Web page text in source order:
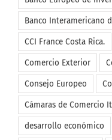
Banco Europeo de
Banco Interamericano
CCI France Costa Rica.
Comercio Exterior
Consejo Europeo
Cámaras de Comercio
desarrollo económico